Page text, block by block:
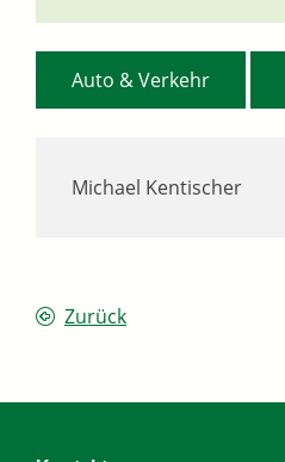
Michael Kentischer
Auto & Verkehr
Zurück